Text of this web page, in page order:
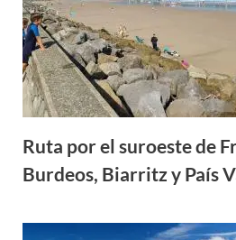
Ruta por el suroeste de
Burdeos, Biarritz y País